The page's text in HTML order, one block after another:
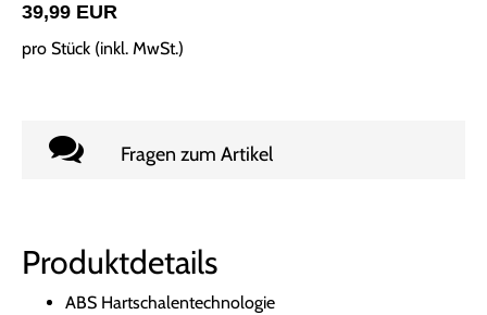
39,99 EUR
pro Stück (inkl. MwSt.)
Fragen zum Artikel
Produktdetails
ABS Hartschalentechnologie